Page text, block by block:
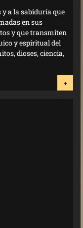
y a la sabiduría que
en sus
y que transmiten
y espiritual del
dioses, ciencia,
+